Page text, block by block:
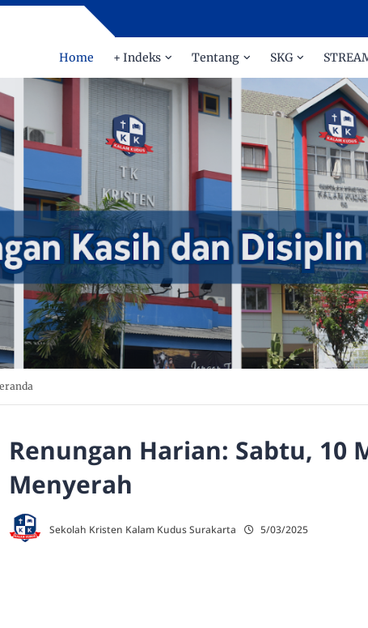
Home + Indeks Tentang SKG
Renungan Harian: Sabtu, 10
Menyerah
Sekolah Kristen Kalam Kudus Surakarta 5/03/2025